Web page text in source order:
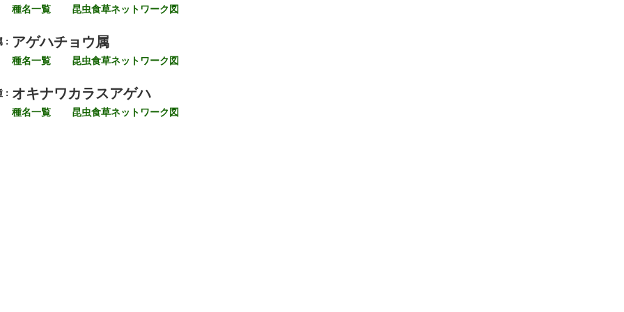
種名一覧 昆虫食草ネットワーク図
: アゲハチョウ属
種名一覧 昆虫食草ネットワーク図
: オキナワカラスアゲハ
種名一覧 昆虫食草ネットワーク図